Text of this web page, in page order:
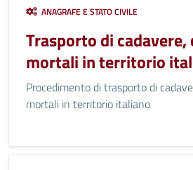
ANAGRAFE E STATO CIVILE
Trasporto di
mortali in territorio
Procedimento di trasporto di
mortali in territorio italiano